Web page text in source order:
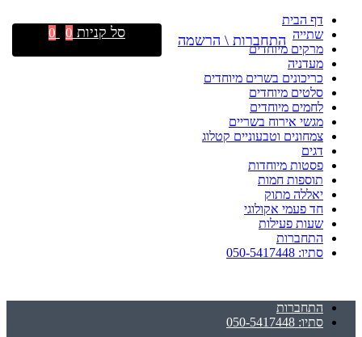
דף הבית
שתייה
מרקים מיוחדים
מעדניה
כריכונים בשרים מיוחדים
סלטים מיוחדים
לחמים מיוחדים
מגשי אירוח בשריים
צמחונים וטבעוניים קטלוג
דגים
פסטות מיוחדות
תוספות חמות
יאללה מתוק
חד פעמי אקולוגי
שעות פעילות
התחברות
סתיו: 050-5417448
התחברות
סתיו: 050-5417448
התחברות \ הרשמה סל קניות 0
0